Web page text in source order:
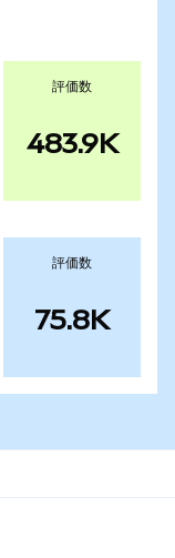
評価数
483.9K
評価数
75.8K